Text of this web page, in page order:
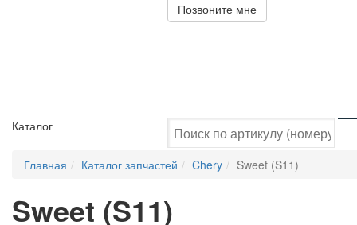
Позвоните мне
Каталог
Главная Каталог запчастей Chery Sweet (S11)
Sweet (S11)